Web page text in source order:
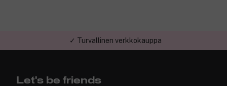
✓ Turvallinen verkkokauppa
Let's be friends